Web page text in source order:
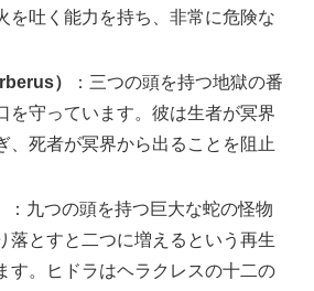
を吐く能力を持ち、非常に危険な
）
：三つの頭を持つ地獄の番
を守っています。彼は生者が冥界
、死者が冥界から出ることを阻止
：九つの頭を持つ巨大な蛇の怪物
落とすと二つに増えるという再生
す。ヒドラはヘラクレスの十二の